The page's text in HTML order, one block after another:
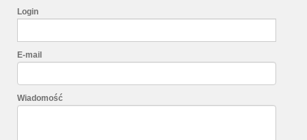
Login
E-mail
Wiadomość